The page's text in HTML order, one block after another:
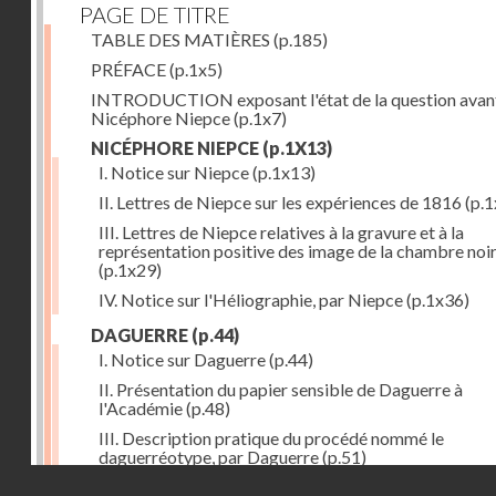
PAGE DE TITRE
TABLE DES MATIÈRES (p.185)
PRÉFACE(p.1x5)
INTRODUCTION exposant l'état de la question
Nicéphore Niepce(p.1x7)
NICÉPHORE NIEPCE (p.1X13)
I. Notice sur Niepce(p.1x13)
II. Lettres de Niepce sur les expériences de 1816
III. Lettres de Niepce relatives à la gravure et à la
représentation positive des image de la chambre
(p.1x29)
IV. Notice sur l'Héliographie, par Niepce(p.1x36)
DAGUERRE (p.44)
I. Notice sur Daguerre(p.44)
II. Présentation du papier sensible de Daguerre à
l'Académie(p.48)
III. Description pratique du procédé nommé le
daguerréotype, par Daguerre(p.51)